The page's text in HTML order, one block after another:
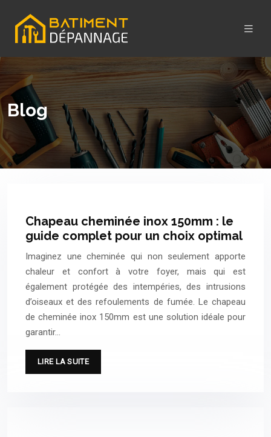
Blog
Chapeau cheminée inox 150mm : le
guide complet pour un choix optimal
Imaginez une cheminée qui non seulement apporte
chaleur et confort à votre foyer, mais qui est
également protégée des intempéries, des intrusions
d’oiseaux et des refoulements de fumée. Le chapeau
de cheminée inox 150mm est une solution idéale pour
garantir…
LIRE LA SUITE